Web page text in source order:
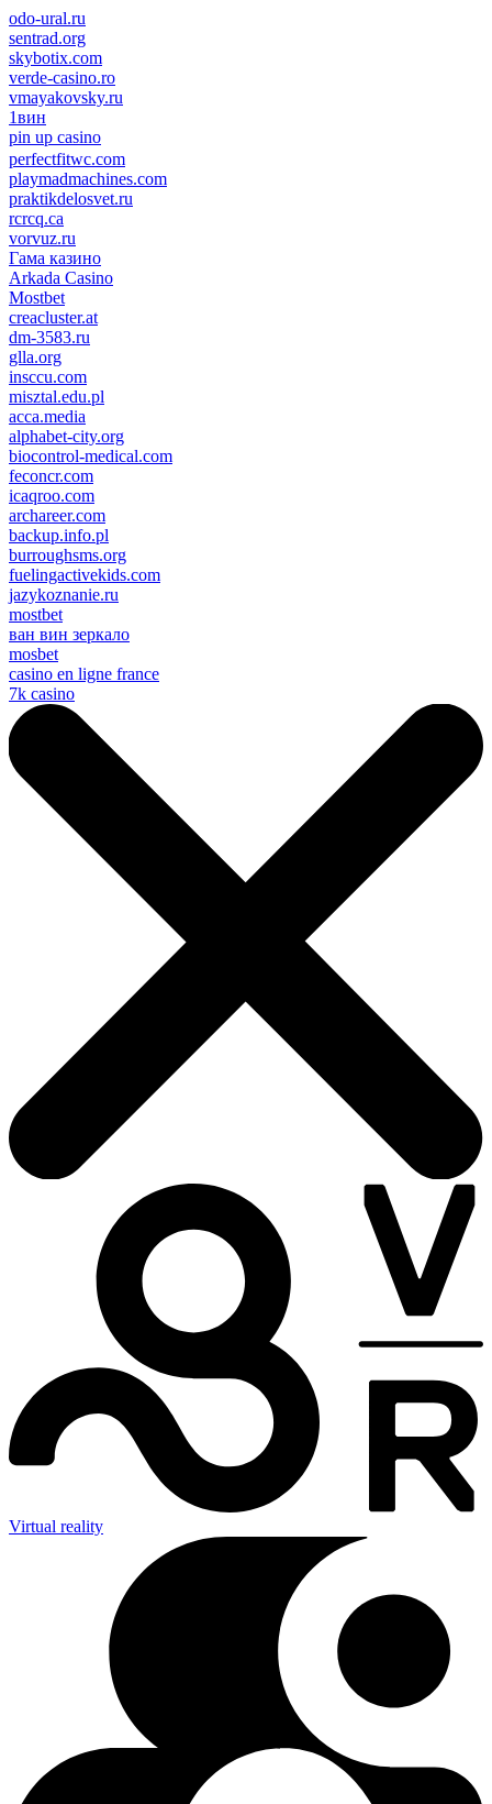
odo-ural.ru
sentrad.org
skybotix.com
verde-casino.ro
vmayakovsky.ru
1вин
pin up casino
пин ап
1win
perfectfitwc.com
playmadmachines.com
praktikdelosvet.ru
rcrcq.ca
vorvuz.ru
Гама казино
Arkada Casino
Mostbet
creacluster.at
dm-3583.ru
glla.org
insccu.com
misztal.edu.pl
acca.media
alphabet-city.org
biocontrol-medical.com
feconcr.com
icaqroo.com
archareer.com
backup.info.pl
burroughsms.org
fuelingactivekids.com
jazykoznanie.ru
mostbet
ван вин зеркало
mosbet
casino en ligne france
7k casino
Virtual reality